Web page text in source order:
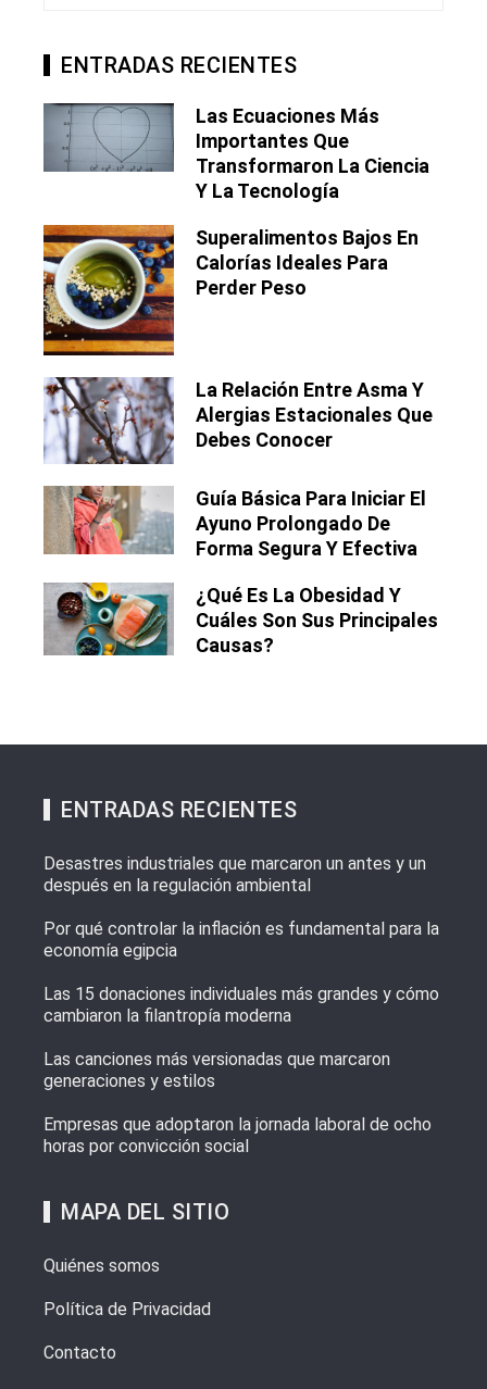
ENTRADAS RECIENTES
Las Ecuaciones Más
Importantes Que
Transformaron La Ciencia
Y La Tecnología
Superalimentos Bajos En
Calorías Ideales Para
Perder Peso
La Relación Entre Asma Y
Alergias Estacionales Que
Debes Conocer
Guía Básica Para Iniciar El
Ayuno Prolongado De
Forma Segura Y Efectiva
¿Qué Es La Obesidad Y
Cuáles Son Sus Principales
Causas?
ENTRADAS RECIENTES
Desastres industriales que marcaron un antes y un
después en la regulación ambiental
Por qué controlar la inflación es fundamental para la
economía egipcia
Las 15 donaciones individuales más grandes y cómo
cambiaron la filantropía moderna
Las canciones más versionadas que marcaron
generaciones y estilos
Empresas que adoptaron la jornada laboral de ocho
horas por convicción social
MAPA DEL SITIO
Quiénes somos
Política de Privacidad
Contacto